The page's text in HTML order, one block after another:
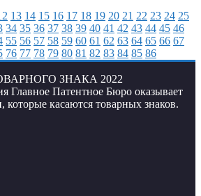
13 14 15 16 17 18 19 20 21 22 23 24 25
34 35 36 37 38 39 40 41 42 43 44 45 46
55 56 57 58 59 60 61 62 63 64 65 66 67
76 77 78 79 80 81 82 83 84 85 86
Главное Патентное Бюро оказывает
которые касаются товарных знаков.